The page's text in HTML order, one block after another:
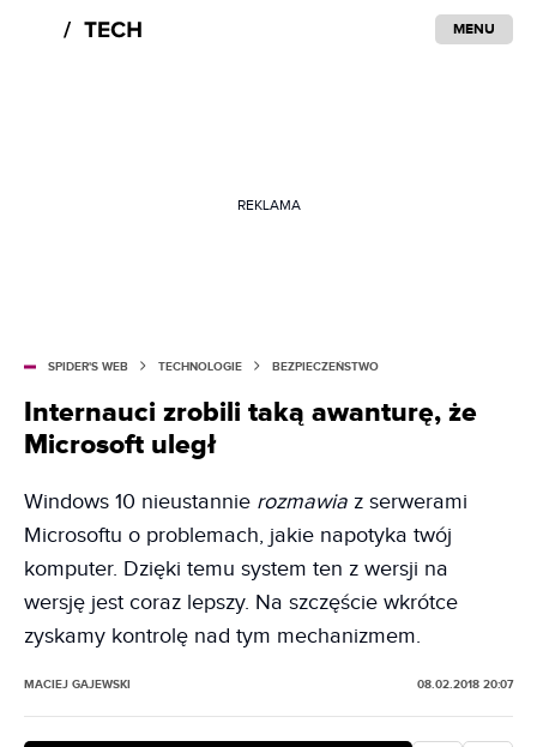
MENU
REKLAMA
SPIDER'S WEB TECHNOLOGIE BEZPIECZEŃSTWO
Internauci zrobili taką awanturę, że
Microsoft uległ
Windows 10 nieustannie rozmawia z serwerami
Microsoftu o problemach, jakie napotyka twój
komputer. Dzięki temu system ten z wersji na
wersję jest coraz lepszy. Na szczęście wkrótce
zyskamy kontrolę nad tym mechanizmem.
MACIEJ GAJEWSKI 08.02.2018 20:07